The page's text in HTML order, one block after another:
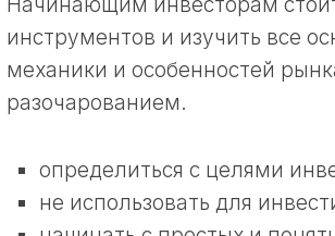
инструментов и изучить все
механики и особенностей
разочарованием.
определиться с целями
не использовать для